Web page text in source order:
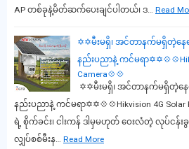
AP တစ်ခုနဲ့မိတ်ဆက်ပေးချင်ပါတယ်၊ ဒ…
Read
✡️✡️မီးမရှိ၊ အင်တာနက်မရှိတဲ့န
နည်းပညာနဲ့ ကင်မရာ
Camera💠💠
✡️✡️မီးမရှိ၊ အင်တာနက်မရှိတဲ့
နည်းပညာနဲ့ ကင်မရာ✡️✡️💠💠Hikvision 4G Solar
ရဲ့ စိုက်ခင်း၊ ငါးကန် ဒါမှမဟုတ် ဝေးလံတဲ့ လုပ်ငန်း
လျှပ်စစ်မီးန…
Read More